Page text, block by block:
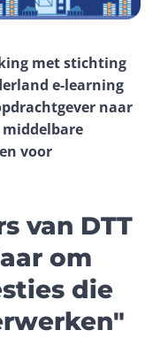
met stichting
e-learning
naar
voor
van DTT
om
die